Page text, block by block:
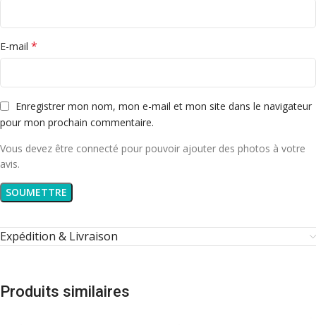
E-mail *
Enregistrer mon nom, mon e-mail et mon site dans le navigateur
pour mon prochain commentaire.
Vous devez être connecté pour pouvoir ajouter des photos à votre
avis.
Expédition & Livraison
Produits similaires